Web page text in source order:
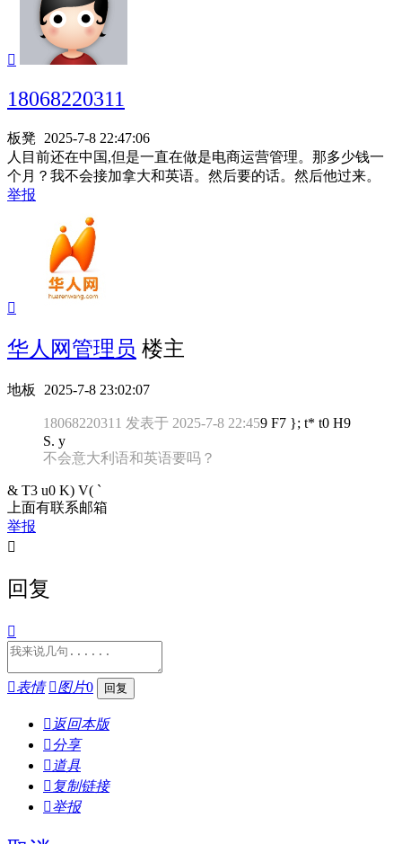

18068220311
板凳
2025-7-8 22:47:06
人目前还在中国,但是一直在做是电商运营管理。那多少钱一
个月？我不会接加拿大和英语。然后要的话。然后他过来。
举报

华人网管理员 楼主
地板 2025-7-8 23:02:07
18068220311 发表于 2025-7-8 22:459 F7 }; t* t0 H9
S. y
不会意大利语和英语要吗？
& T3 u0 K) V( `
上面有联系邮箱
举报

回复

表情 图片0
 返回本版
分享
 道具
 复制链接
举报